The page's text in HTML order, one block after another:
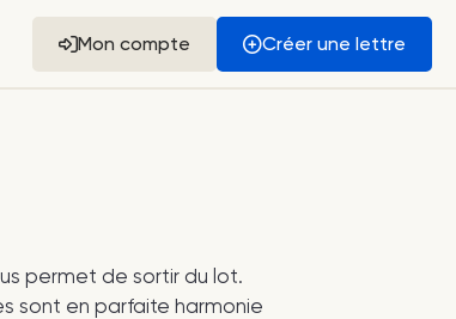
Mon compte Créer une lettre
permet de sortir du lot.
sont en parfaite harmonie